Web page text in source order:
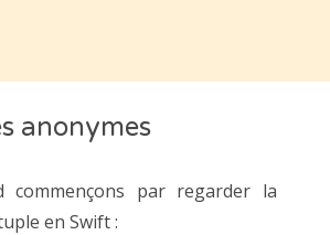
anonymes
commençons par regarder la
en Swift :